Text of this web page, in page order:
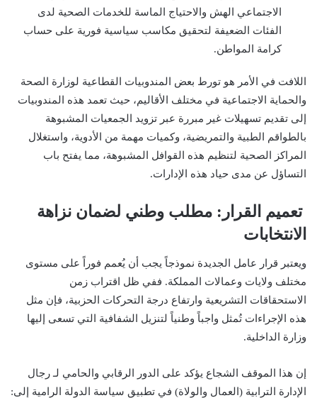
الاجتماعي الهش والاحتياج الماسة للخدمات الصحية لدى
الفئات الضعيفة لتحقيق مكاسب سياسية فورية على حساب
كرامة المواطن.
اللافت في الأمر هو تورط بعض المندوبيات القطاعية لوزارة الصحة
والحماية الاجتماعية في مختلف الأقاليم، حيث تعمد هذه المندوبيات
إلى تقديم تسهيلات غير مبررة عبر تزويد الجمعيات المشبوهة
بالطواقم الطبية والتمريضية، وكميات مهمة من الأدوية، واستغلال
المراكز الصحية لتنظيم هذه القوافل المشبوهة، مما يفتح باب
التساؤل عن مدى حياد هذه الإدارات.
تعميم القرار: مطلب وطني لضمان نزاهة
الانتخابات
ويعتبر قرار عامل الجديدة نموذجاً يجب أن يُعمم فوراً على مستوى
مختلف ولايات وعمالات المملكة. ففي ظل اقتراب زمن
الاستحقاقات التشريعية وارتفاع درجة التحركات الحزبية، فإن مثل
هذه الإجراءات تُمثل واجباً وطنياً لتنزيل الشفافية التي تسعى إليها
وزارة الداخلية.
إن هذا الموقف الشجاع يؤكد على الدور الرقابي والحامي لـ رجال
الإدارة الترابية (العمال والولاة) في تطبيق سياسة الدولة الرامية إلى: